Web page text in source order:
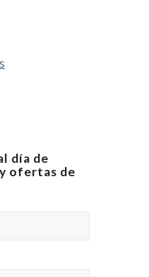
día de
ofertas de